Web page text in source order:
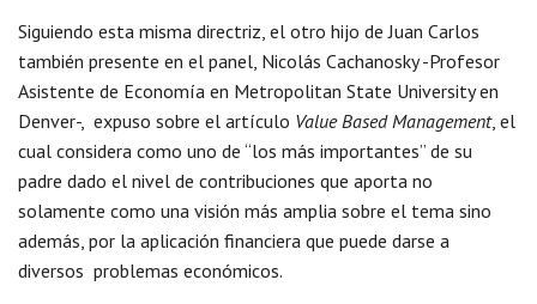
Siguiendo esta misma directriz, el otro hijo de Juan Carlos
también presente en el panel, Nicolás Cachanosky -Profesor
Asistente de Economía en Metropolitan State University en
Denver-, expuso sobre el artículo Value Based Management, el
cual considera como uno de “los más importantes” de su
padre dado el nivel de contribuciones que aporta no
solamente como una visión más amplia sobre el tema sino
además, por la aplicación financiera que puede darse a
diversos problemas económicos.